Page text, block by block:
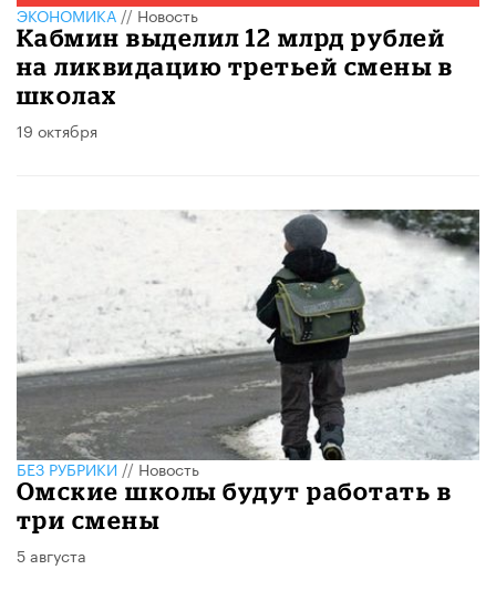
ЭКОНОМИКА//Новость
Кабмин выделил 12 млрд рублей
на ликвидацию третьей смены в
школах
19 октября
БЕЗ РУБРИКИ//Новость
Омские школы будут работать в
три смены
5 августа